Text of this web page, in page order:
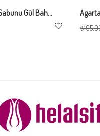
Agarta El Yapımı Doğal El Sabunu Gül Bahçesi 3*100 gr